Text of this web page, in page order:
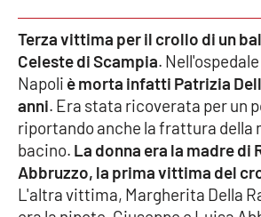
Meteo
Editoriali
VIDEO
Ambiente
Terza vittima per il crollo di un
Celeste di Scampia.
Napoli è morta infatti Patrizia
anni. Era stata ricoverata per un
riportando anche la frattura della
bacino. La donna era la madre di
Abbruzzo, la prima vittima del
L'altra vittima, Margherita Della